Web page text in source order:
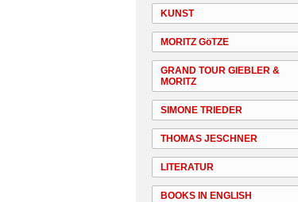
KUNST
MORITZ GöTZE
GRAND TOUR GIEBLER &
MORITZ
SIMONE TRIEDER
THOMAS JESCHNER
LITERATUR
BOOKS IN ENGLISH